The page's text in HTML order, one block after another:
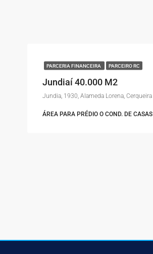
PARCERIA FINANCEIRA PARCEIRO RC
Jundiaí 40.000 M2
ÁREA PARA PRÉDIO O COND. DE CASAS